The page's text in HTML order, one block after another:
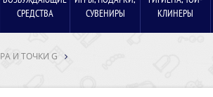
СРЕДСТВА
СУВЕНИРЫ
КЛИНЕРЫ
И ТОЧКИ G